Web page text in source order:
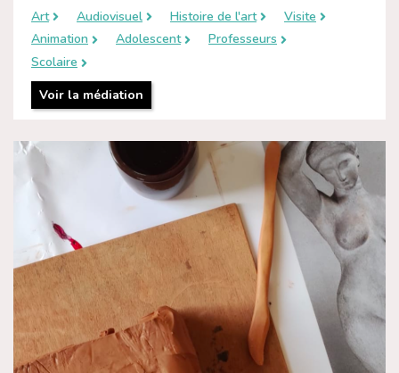
Art Audiovisuel Histoire de l'art
Visite
Animation
Adolescent
Professeurs
Scolaire
Voir la médiation